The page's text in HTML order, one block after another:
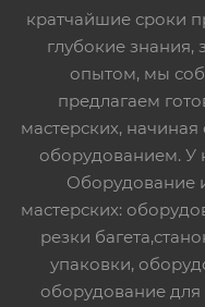
кратчайшие сроки
глубокие
опытом, мы
предлагаем
мастерских,
оборудованием. У
Оборудование
мастерских:
резки
упаковки,
оборудование